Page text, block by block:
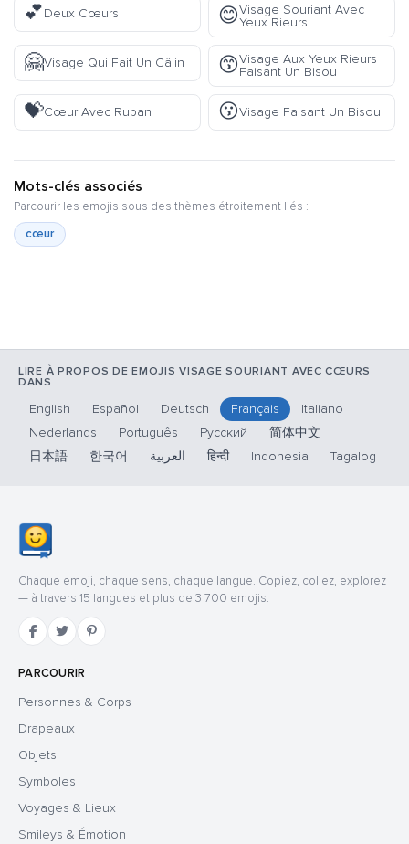
💕Deux Cœurs 😊Visage Souriant Avec
Yeux Rieurs
🤗Visage Qui Fait Un Câlin 😙Visage Aux Yeux Rieurs
Faisant Un Bisou
💝Cœur Avec Ruban 😗Visage Faisant Un Bisou
Mots-clés associés
Parcourir les emojis sous des thèmes étroitement liés :
cœur
LIRE À PROPOS DE EMOJIS VISAGE SOURIANT AVEC CŒURS
DANS
English Español Deutsch Français
Italiano
Nederlands
Português Русский
简体中文
日本語
한국어 العربية हिन्दी Indonesia Tagalog
Chaque emoji, chaque sens, chaque langue. Copiez, collez, explorez
— à travers 15 langues et plus de 3 700 emojis.
PARCOURIR
Personnes & Corps
Drapeaux
Objets
Symboles
Voyages & Lieux
Smileys & Émotion